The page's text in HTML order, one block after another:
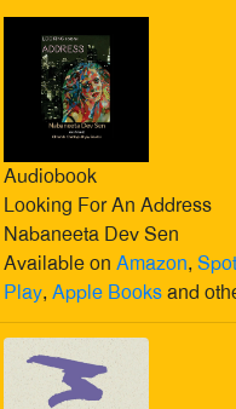
Audiobook
Looking For An Address
Nabaneeta Dev Sen
Available on Amazon,
Play, Apple Booksand